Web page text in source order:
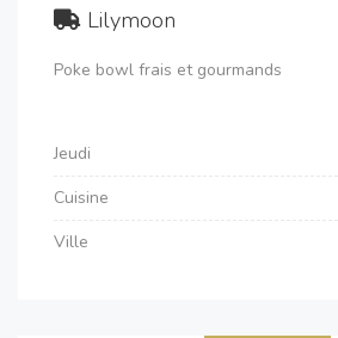
Lilymoon
Poke bowl frais et gourmands
Jeudi
Cuisine
Ville